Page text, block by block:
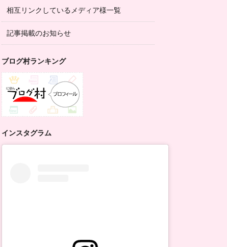
相互リンクしているメディア様一覧
記事掲載のお知らせ
ブログ村ランキング
インスタグラム